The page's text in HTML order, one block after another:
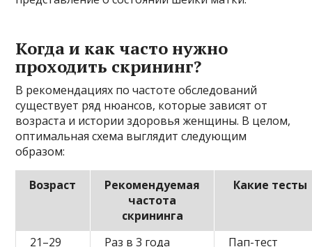
Когда и как часто нужно
проходить скрининг?
В рекомендациях по частоте обследований
существует ряд нюансов, которые зависят от
возраста и истории здоровья женщины. В целом,
оптимальная схема выглядит следующим
образом:
Возраст
Рекомендуемая
частота
скрининга
Какие тесты
21–29 Раз в 3 года Пап-тест